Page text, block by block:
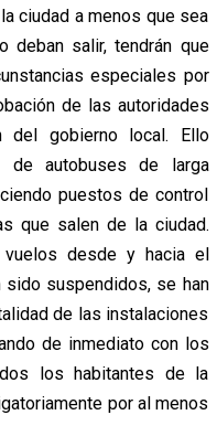
ciudad a menos que sea
deban salir, tendrán que
especiales por
de las autoridades
del gobierno local. Ello
de autobuses de larga
puestos de control
que salen de la ciudad.
desde y hacia el
sido suspendidos, se han
de las instalaciones
de inmediato con los
los habitantes de la
por al menos